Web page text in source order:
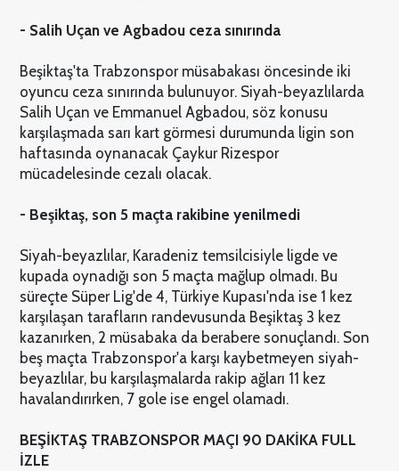
- Salih Uçan ve Agbadou ceza sınırında
Beşiktaş'ta Trabzonspor müsabakası öncesinde iki
oyuncu ceza sınırında bulunuyor. Siyah-beyazlılarda
Salih Uçan ve Emmanuel Agbadou, söz konusu
karşılaşmada sarı kart görmesi durumunda ligin son
haftasında oynanacak Çaykur Rizespor
mücadelesinde cezalı olacak.
- Beşiktaş, son 5 maçta rakibine yenilmedi
Siyah-beyazlılar, Karadeniz temsilcisiyle ligde ve
kupada oynadığı son 5 maçta mağlup olmadı. Bu
süreçte Süper Lig'de 4, Türkiye Kupası'nda ise 1 kez
karşılaşan tarafların randevusunda Beşiktaş 3 kez
kazanırken, 2 müsabaka da berabere sonuçlandı. Son
beş maçta Trabzonspor'a karşı kaybetmeyen siyah-
beyazlılar, bu karşılaşmalarda rakip ağları 11 kez
havalandırırken, 7 gole ise engel olamadı.
BEŞİKTAŞ TRABZONSPOR MAÇI 90 DAKİKA FULL
İZLE